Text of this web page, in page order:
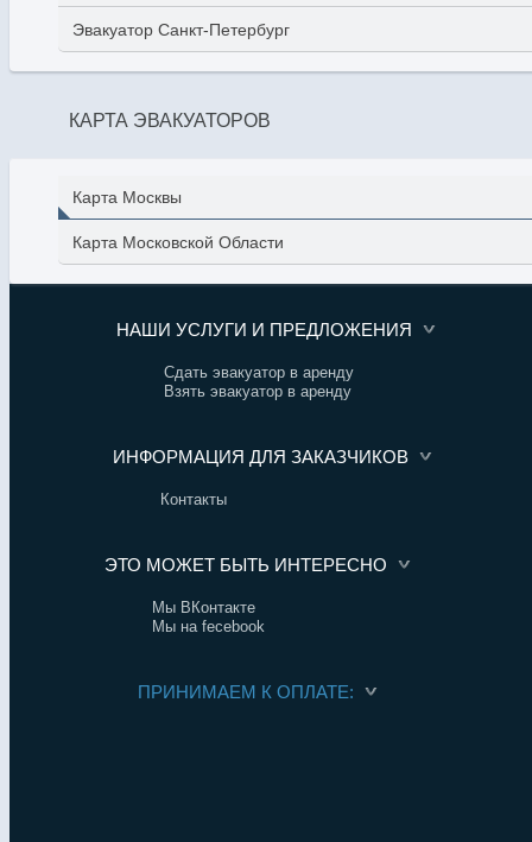
Эвакуатор Санкт-Петербург
КАРТА ЭВАКУАТОРОВ
Карта Москвы
Карта Московской Области
НАШИ УСЛУГИ И ПРЕДЛОЖЕНИЯ
Сдать эвакуатор в аренду
Взять эвакуатор в аренду
ИНФОРМАЦИЯ ДЛЯ ЗАКАЗЧИКОВ
Контакты
ЭТО МОЖЕТ БЫТЬ ИНТЕРЕСНО
Мы ВКонтакте
Мы на fecebook
ПРИНИМАЕМ К ОПЛАТЕ: